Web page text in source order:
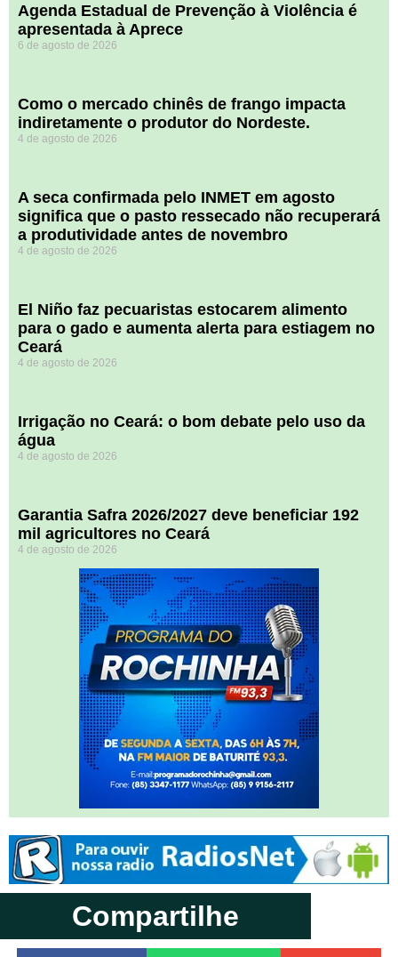
Agenda Estadual de Prevenção à Violência é
apresentada à Aprece
6 de agosto de 2026
​Como o mercado chinês de frango impacta
indiretamente o produtor do Nordeste.
4 de agosto de 2026
A seca confirmada pelo INMET em agosto
significa que o pasto ressecado não recuperará
a produtividade antes de novembro
4 de agosto de 2026
El Niño faz pecuaristas estocarem alimento
para o gado e aumenta alerta para estiagem no
Ceará
4 de agosto de 2026
Irrigação no Ceará: o bom debate pelo uso da
água
4 de agosto de 2026
Garantia Safra 2026/2027 deve beneficiar 192
mil agricultores no Ceará
4 de agosto de 2026
Compartilhe